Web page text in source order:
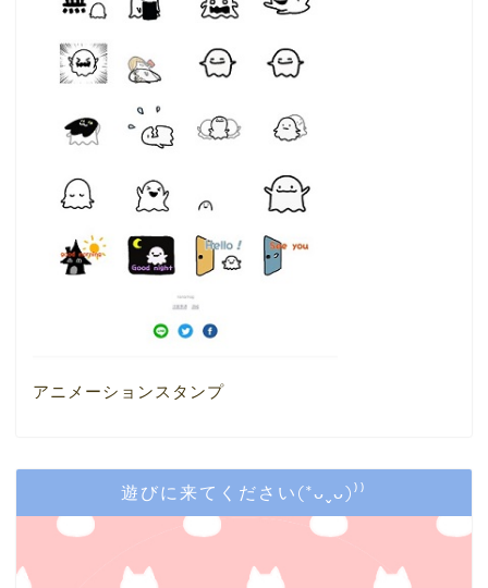
アニメーションスタンプ
遊びに来てください(*ᴗˬᴗ)⁾⁾